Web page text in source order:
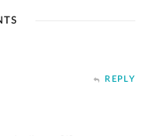
REPLY